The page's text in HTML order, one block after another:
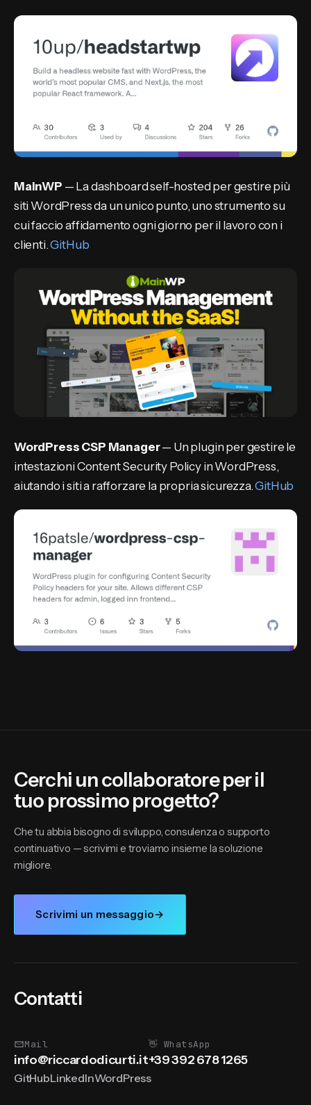
MainWP — La dashboard self-hosted per gestire più
siti WordPress da un unico punto, uno strumento su
cui faccio affidamento ogni giorno per il lavoro con i
clienti.GitHub
WordPress CSP Manager— Un plugin per gestire le
intestazioni Content Security Policy in WordPress,
aiutando i siti a rafforzare la propria sicurezza.GitHub
Cerchi un collaboratore per il
tuo prossimo progetto?
Che tu abbia bisogno di sviluppo, consulenza o supporto
continuativo — scrivimi e troviamo insieme la soluzione
migliore.
Scrivimi un messaggio→
Contatti
Mail
info@riccardodicurti.it
👋 WhatsApp
+39 392 678 1265
GitHubLinkedInWordPress